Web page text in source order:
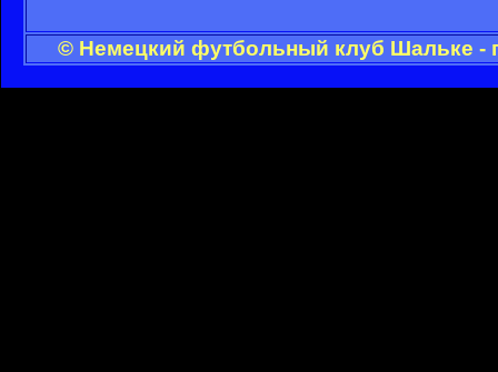
© Немецкий футбольный клуб Шальке -